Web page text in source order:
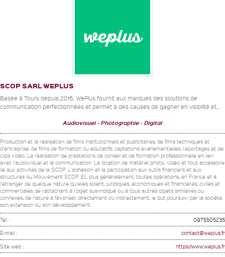
SCOP SARL WEPLUS
Basée à Tours depuis 2016, WePlus fournit aux marques des solutions de
communication perfectionnées et permet à des causes de gagner en visibilité et...
Audiovisuel Photographie Digital
Production et la réalisation de films institutionnels et publicitaires, de films techniques et
d'entreprise, de films de formation ou éducatifs, captations évènementielles, reportages et de
clips vidéo. La réalisation de prestations de conseil et de formation professionnelle en lien
avec l'audiovisuel et la communication. La location de matériel photo, vidéo et tout accessoire
lié aux activités de la SCOP. L'adhésion et la participation aux outils financiers et aux
structures du Mouvement SCOP. Et, plus généralement, toutes opérations, en France et à
l'étranger de quelque nature qu'elles soient, juridiques, économiques et financières, civiles et
commerciales, se rattachant à l'objet sus-indiqué ou à tous autres objets similaires ou
connexes, de nature à favoriser, directement ou indirectement, le but poursuivi par la société,
son extension ou son développement.
Tel. : 0975505235
E-mail : contact@weplus.fr
Site web : https://www.weplus.fr